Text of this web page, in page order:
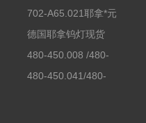
702-A65.021耶拿*元
素分析仪反应罐
德国耶拿钨灯现货
480-450.008 /480-
450.008C耶拿镉Cd空
480-450.041/480-